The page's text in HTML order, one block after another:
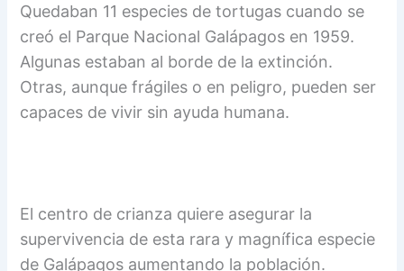
Quedaban 11 especies de tortugas cuando se
creó el Parque Nacional Galápagos en 1959.
Algunas estaban al borde de la extinción.
Otras, aunque frágiles o en peligro, pueden ser
capaces de vivir sin ayuda humana.
El centro de crianza quiere asegurar la
supervivencia de esta rara y magnífica especie
de Galápagos aumentando la población.